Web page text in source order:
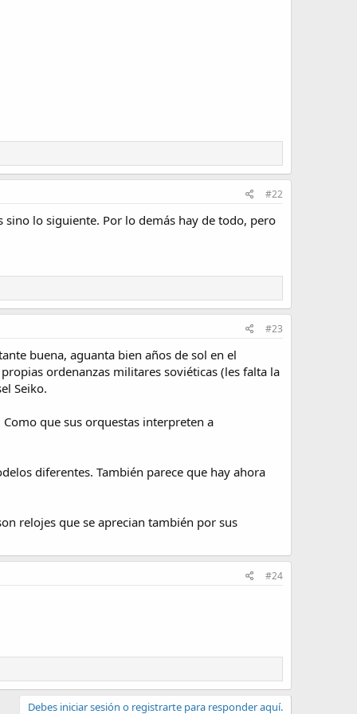
#22
lo siguiente. Por lo demás hay de todo, pero
#23
buena, aguanta bien años de sol en el
ordenanzas militares soviéticas (les falta la
Seiko.
Como que sus orquestas interpreten a
diferentes. También parece que hay ahora
relojes que se aprecian también por sus
#24
Debes iniciar sesión o registrarte para responder aquí.